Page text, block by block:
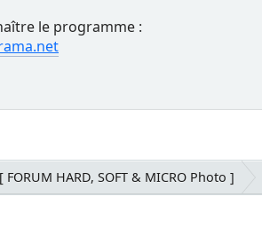
le programme :
[ FORUM HARD, SOFT & MICRO Photo ]